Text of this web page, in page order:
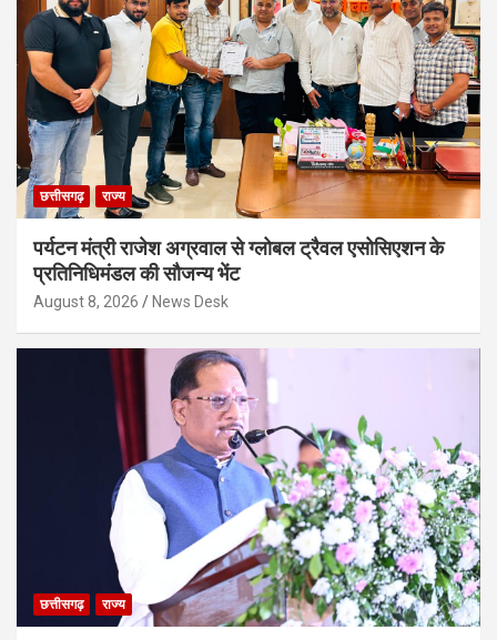
छत्तीसगढ़ राज्य
पर्यटन मंत्री राजेश अग्रवाल से ग्लोबल ट्रैवल एसोसिएशन के
प्रतिनिधिमंडल की सौजन्य भेंट
August 8, 2026 News Desk
छत्तीसगढ़ राज्य